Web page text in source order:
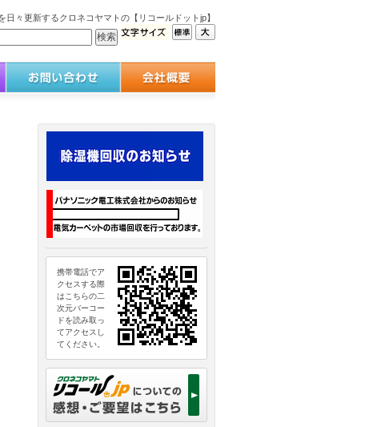
々更新するクロネコヤマトの【リコールドットjp】
携帯電話でア
クセスする際
はこちらの二
次元バーコー
ドを読み取っ
てアクセスし
てください。